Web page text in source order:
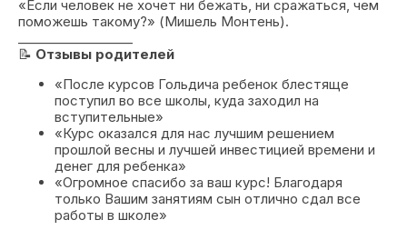
«Если человек не хочет ни бежать, ни сражаться, чем
поможешь такому?» (Мишель Монтень).
📝 Отзывы родителей
«После курсов Гольдича ребенок блестяще
поступил во все школы, куда заходил на
вступительные»
«Курс оказался для нас лучшим решением
прошлой весны и лучшей инвестицией времени и
денег для ребенка»
«Огромное спасибо за ваш курс! Благодаря
только Вашим занятиям сын отлично сдал все
работы в школе»